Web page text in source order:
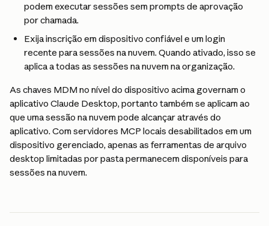
podem executar sessões sem prompts de aprovação
por chamada.
Exija inscrição em dispositivo confiável e um login
recente para sessões na nuvem. Quando ativado, isso se
aplica a todas as sessões na nuvem na organização.
As chaves MDM no nível do dispositivo acima governam o
aplicativo Claude Desktop, portanto também se aplicam ao
que uma sessão na nuvem pode alcançar através do
aplicativo. Com servidores MCP locais desabilitados em um
dispositivo gerenciado, apenas as ferramentas de arquivo
desktop limitadas por pasta permanecem disponíveis para
sessões na nuvem.